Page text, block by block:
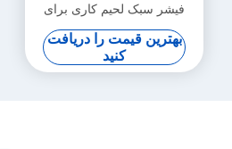
فیشر سبک لحیم کاری برای
استفاده سنگین
بهترین قیمت را دریافت
کنید